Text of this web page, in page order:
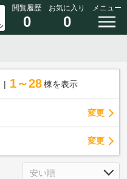
閲覧履歴
0
お気に入り
0
メニュー
1～28 棟を表示
変更
変更